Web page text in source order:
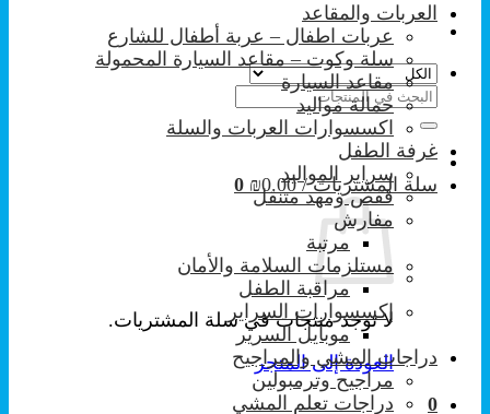
البحث
عن:
سلة المشتريات / ₪0.00
0
لا توجد منتجات في سلة المشتريات.
العودة إلى المتجر
0
العربات والمقاعد
عربات اطفال – عربة أطفال للشارع
سلة وكوت – مقاعد السيارة المحمولة
مقاعد السيارة
حمالة مواليد
اكسسوارات العربات والسلة
غرفة الطفل
سراير المواليد
قفص ومهد متنقل
مفارش
مرتبة
مستلزمات السلامة والأمان
مراقبة الطفل
إكسسوارات السراير
موبايل السرير
دراجات المشي والمراجيح
مراجيح وترمبولين
دراجات تعلم المشي